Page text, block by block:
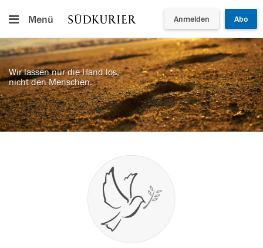
Menü Anmelden Abo
Wir lassen nur die Hand los,
nicht den Menschen.